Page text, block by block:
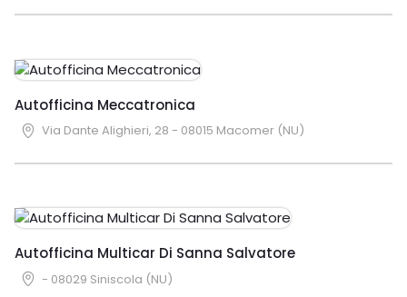
Autofficina Meccatronica
Via Dante Alighieri, 28 - 08015 Macomer (NU)
Autofficina Multicar Di Sanna Salvatore
- 08029 Siniscola (NU)